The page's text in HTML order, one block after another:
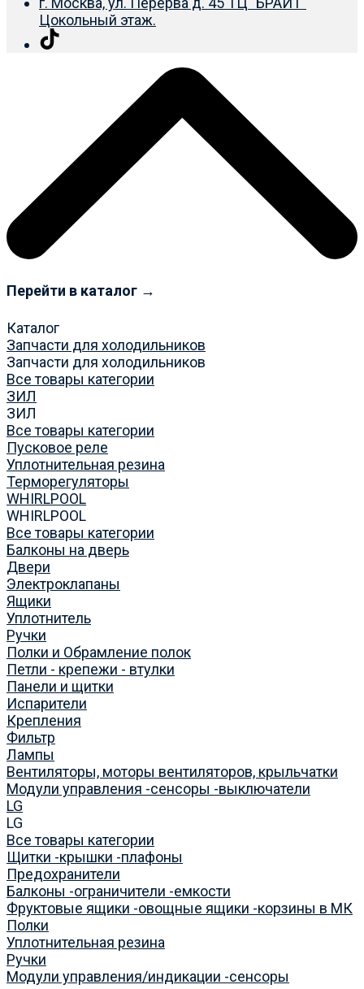
Цокольный этаж.
Перейти в каталог →
Каталог
Запчасти для холодильников
Запчасти для холодильников
Все товары категории
ЗИЛ
ЗИЛ
Все товары категории
Пусковое реле
Уплотнительная резина
Терморегуляторы
WHIRLPOOL
WHIRLPOOL
Все товары категории
Балконы на дверь
Двери
Электроклапаны
Ящики
Уплотнитель
Ручки
Полки и Обрамление полок
Петли - крепежи - втулки
Панели и щитки
Испарители
Крепления
Фильтр
Лампы
Вентиляторы, моторы вентиляторов, крыльчатки
Модули управления -сенсоры -выключатели
LG
LG
Все товары категории
Щитки -крышки -плафоны
Предохранители
Балконы -ограничители -емкости
Фруктовые ящики -овощные ящики -корзины в МК
Полки
Уплотнительная резина
Ручки
Модули управления/индикации -сенсоры